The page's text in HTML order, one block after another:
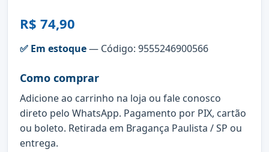
R$ 74,90
✅ Em estoque— Código: 9555246900566
Como comprar
Adicione ao carrinho na loja ou fale conosco
direto pelo WhatsApp. Pagamento por PIX, cartão
ou boleto. Retirada em Bragança Paulista / SP ou
entrega.